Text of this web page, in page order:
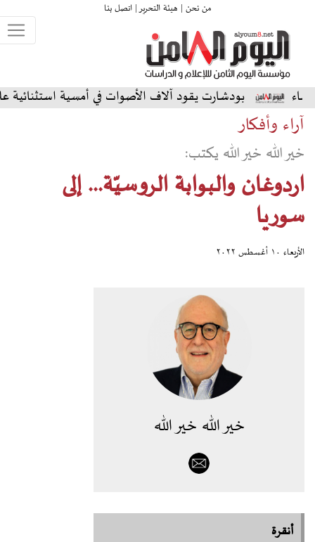
من نحن | هيئة التحرير |اتصل بنا
يقود آلاف الأصوات في أمسية استثنائية على المسرح
آراء وأفكار
خير الله خير الله يكتب:
اردوغان والبوابة الروسيّة... إلى
سوريا
الأربعاء ١٠ أغسطس ٢٠٢٢
خير الله خير الله
أنقرة